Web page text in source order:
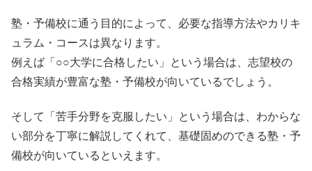
塾・予備校に通う目的によって、必要な指導方法やカリキ
ュラム・コースは異なります。
例えば「○○大学に合格したい」という場合は、志望校の
合格実績が豊富な塾・予備校が向いているでしょう。
そして「苦手分野を克服したい」という場合は、わからな
い部分を丁寧に解説してくれて、基礎固めのできる塾・予
備校が向いているといえます。